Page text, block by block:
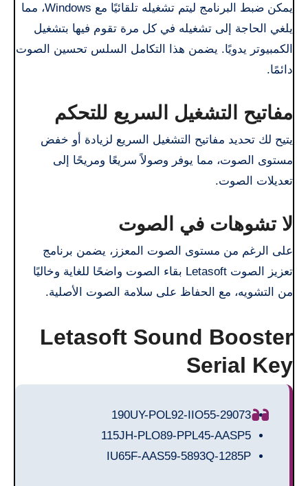
يمكن ضبط البرنامج ليتم تشغيله تلقائيًا مع Windows، مما
يلغي الحاجة إلى تشغيله في كل مرة تقوم فيها بتشغيل
الكمبيوتر يدويًا. يضمن هذا التكامل السلس تحسين الصوت
دائمًا.
مفاتيح التشغيل السريع للتحكم
يتيح لك تحديد مفاتيح التشغيل السريع لزيادة أو خفض
مستوى الصوت، مما يوفر وصولاً سريعًا ومريحًا إلى
تعديلات الصوت.
لا تشوهات في الصوت
على الرغم من مستوى الصوت المعزز، يضمن برنامج
تعزيز الصوت Letasoft بقاء الصوت واضحًا للغاية وخاليًا
من التشويه، مع الحفاظ على سلامة الصوت الأصلية.
Letasoft Sound Booster
Serial Key
190UY-POL92-IIO55-29073
115JH-PLO89-PPL45-AASP5
IU65F-AAS59-5893Q-1285P